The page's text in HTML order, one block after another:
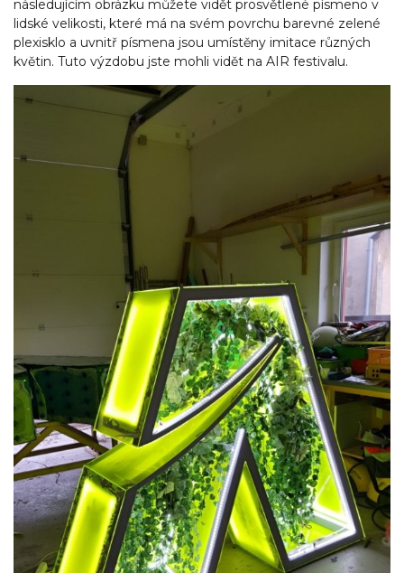
následujícím obrázku můžete vidět prosvětlené písmeno v
lidské velikosti, které má na svém povrchu barevné zelené
plexisklo a uvnitř písmena jsou umístěny imitace různých
květin. Tuto výzdobu jste mohli vidět na AIR festivalu.